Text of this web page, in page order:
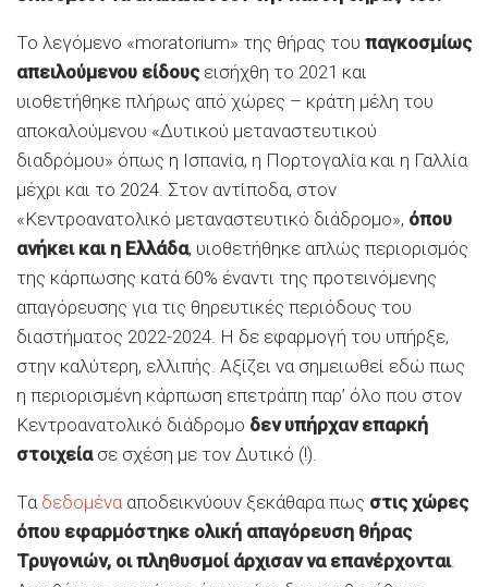
Το λεγόμενο «moratorium» της θήρας του παγκοσμίως
απειλούμενου είδουςεισήχθη το 2021 και
υιοθετήθηκε πλήρως από χώρες – κράτη μέλη του
αποκαλούμενου «Δυτικού μεταναστευτικού
διαδρόμου» όπως η Ισπανία, η Πορτογαλία και η Γαλλία
μέχρι και το 2024. Στον αντίποδα, στον
«Κεντροανατολικό μεταναστευτικό διάδρομο», όπου
ανήκει και η Ελλάδα, υιοθετήθηκε απλώς περιορισμός
της κάρπωσης κατά 60% έναντι της προτεινόμενης
απαγόρευσης για τις θηρευτικές περιόδους του
διαστήματος 2022-2024. Η δε εφαρμογή του υπήρξε,
στην καλύτερη, ελλιπής. Αξίζει να σημειωθεί εδώ πως
η περιορισμένη κάρπωση επετράπη παρ’ όλο που στον
Κεντροανατολικό διάδρομο δεν υπήρχαν επαρκή
στοιχείασε σχέση με τον Δυτικό (!).
Τα δεδομένα αποδεικνύουν ξεκάθαρα πως στις χώρες
όπου εφαρμόστηκε ολική απαγόρευση θήρας
Τρυγονιών, οι πληθυσμοί άρχισαν να επανέρχονται.